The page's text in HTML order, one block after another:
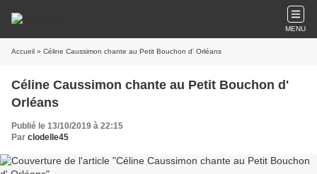
MENU
Accueil » Céline Caussimon chante au Petit Bouchon d' Orléans
Céline Caussimon chante au Petit Bouchon d'
Orléans
Publié le 13/10/2019 à 22:15
Par clodelle45